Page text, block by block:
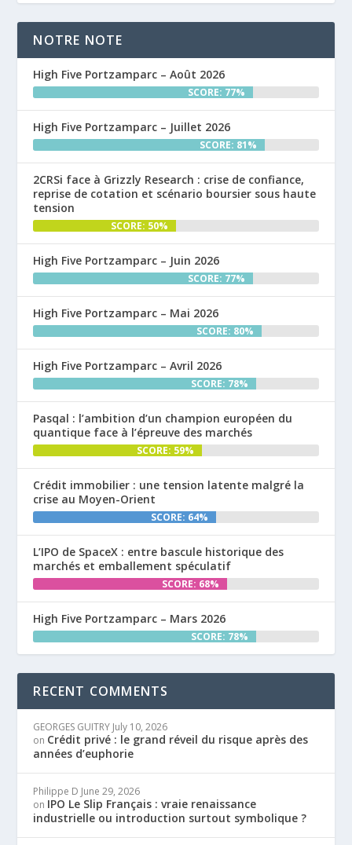
NOTRE NOTE
High Five Portzamparc – Août 2026
SCORE: 77%
High Five Portzamparc – Juillet 2026
SCORE: 81%
2CRSi face à Grizzly Research : crise de confiance,
reprise de cotation et scénario boursier sous haute
tension
SCORE: 50%
High Five Portzamparc – Juin 2026
SCORE: 77%
High Five Portzamparc – Mai 2026
SCORE: 80%
High Five Portzamparc – Avril 2026
SCORE: 78%
Pasqal : l’ambition d’un champion européen du
quantique face à l’épreuve des marchés
SCORE: 59%
Crédit immobilier : une tension latente malgré la
crise au Moyen-Orient
SCORE: 64%
L’IPO de SpaceX : entre bascule historique des
marchés et emballement spéculatif
SCORE: 68%
High Five Portzamparc – Mars 2026
SCORE: 78%
RECENT COMMENTS
GEORGES GUITRY July 10, 2026
on Crédit privé : le grand réveil du risque après des
années d’euphorie
Philippe D June 29, 2026
on IPO Le Slip Français : vraie renaissance
industrielle ou introduction surtout symbolique ?